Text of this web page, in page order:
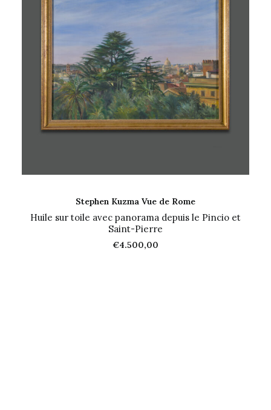
AJOUTER AU PANIER
Stephen Kuzma Vue de Rome
Huile sur toile avec panorama depuis le Pincio et
Saint-Pierre
€4.500,00